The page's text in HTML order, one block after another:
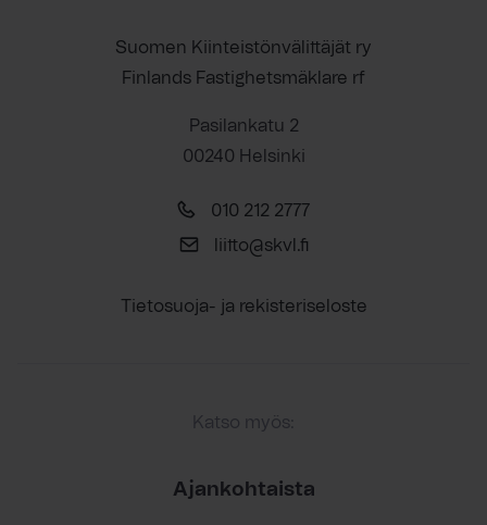
Suomen Kiinteistönvälittäjät ry
Finlands Fastighetsmäklare rf
Pasilankatu 2
00240 Helsinki
010 212 2777
liitto@skvl.fi
Tietosuoja- ja rekisteriseloste
Katso myös:
Ajankohtaista